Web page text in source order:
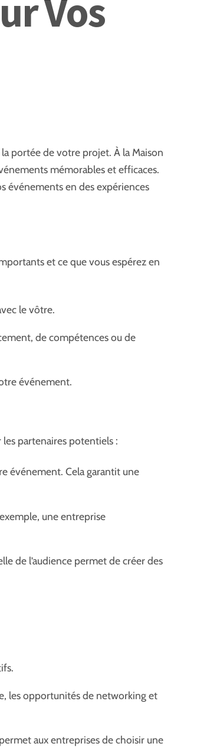
Vos
portée de votre projet. À la Maison
mémorables et efficaces.
événements en des expériences
et ce que vous espérez en
le vôtre.
de compétences ou de
événement.
partenaires potentiels :
événement. Cela garantit une
une entreprise
de l’audience permet de créer des
les opportunités de networking et
aux entreprises de choisir une